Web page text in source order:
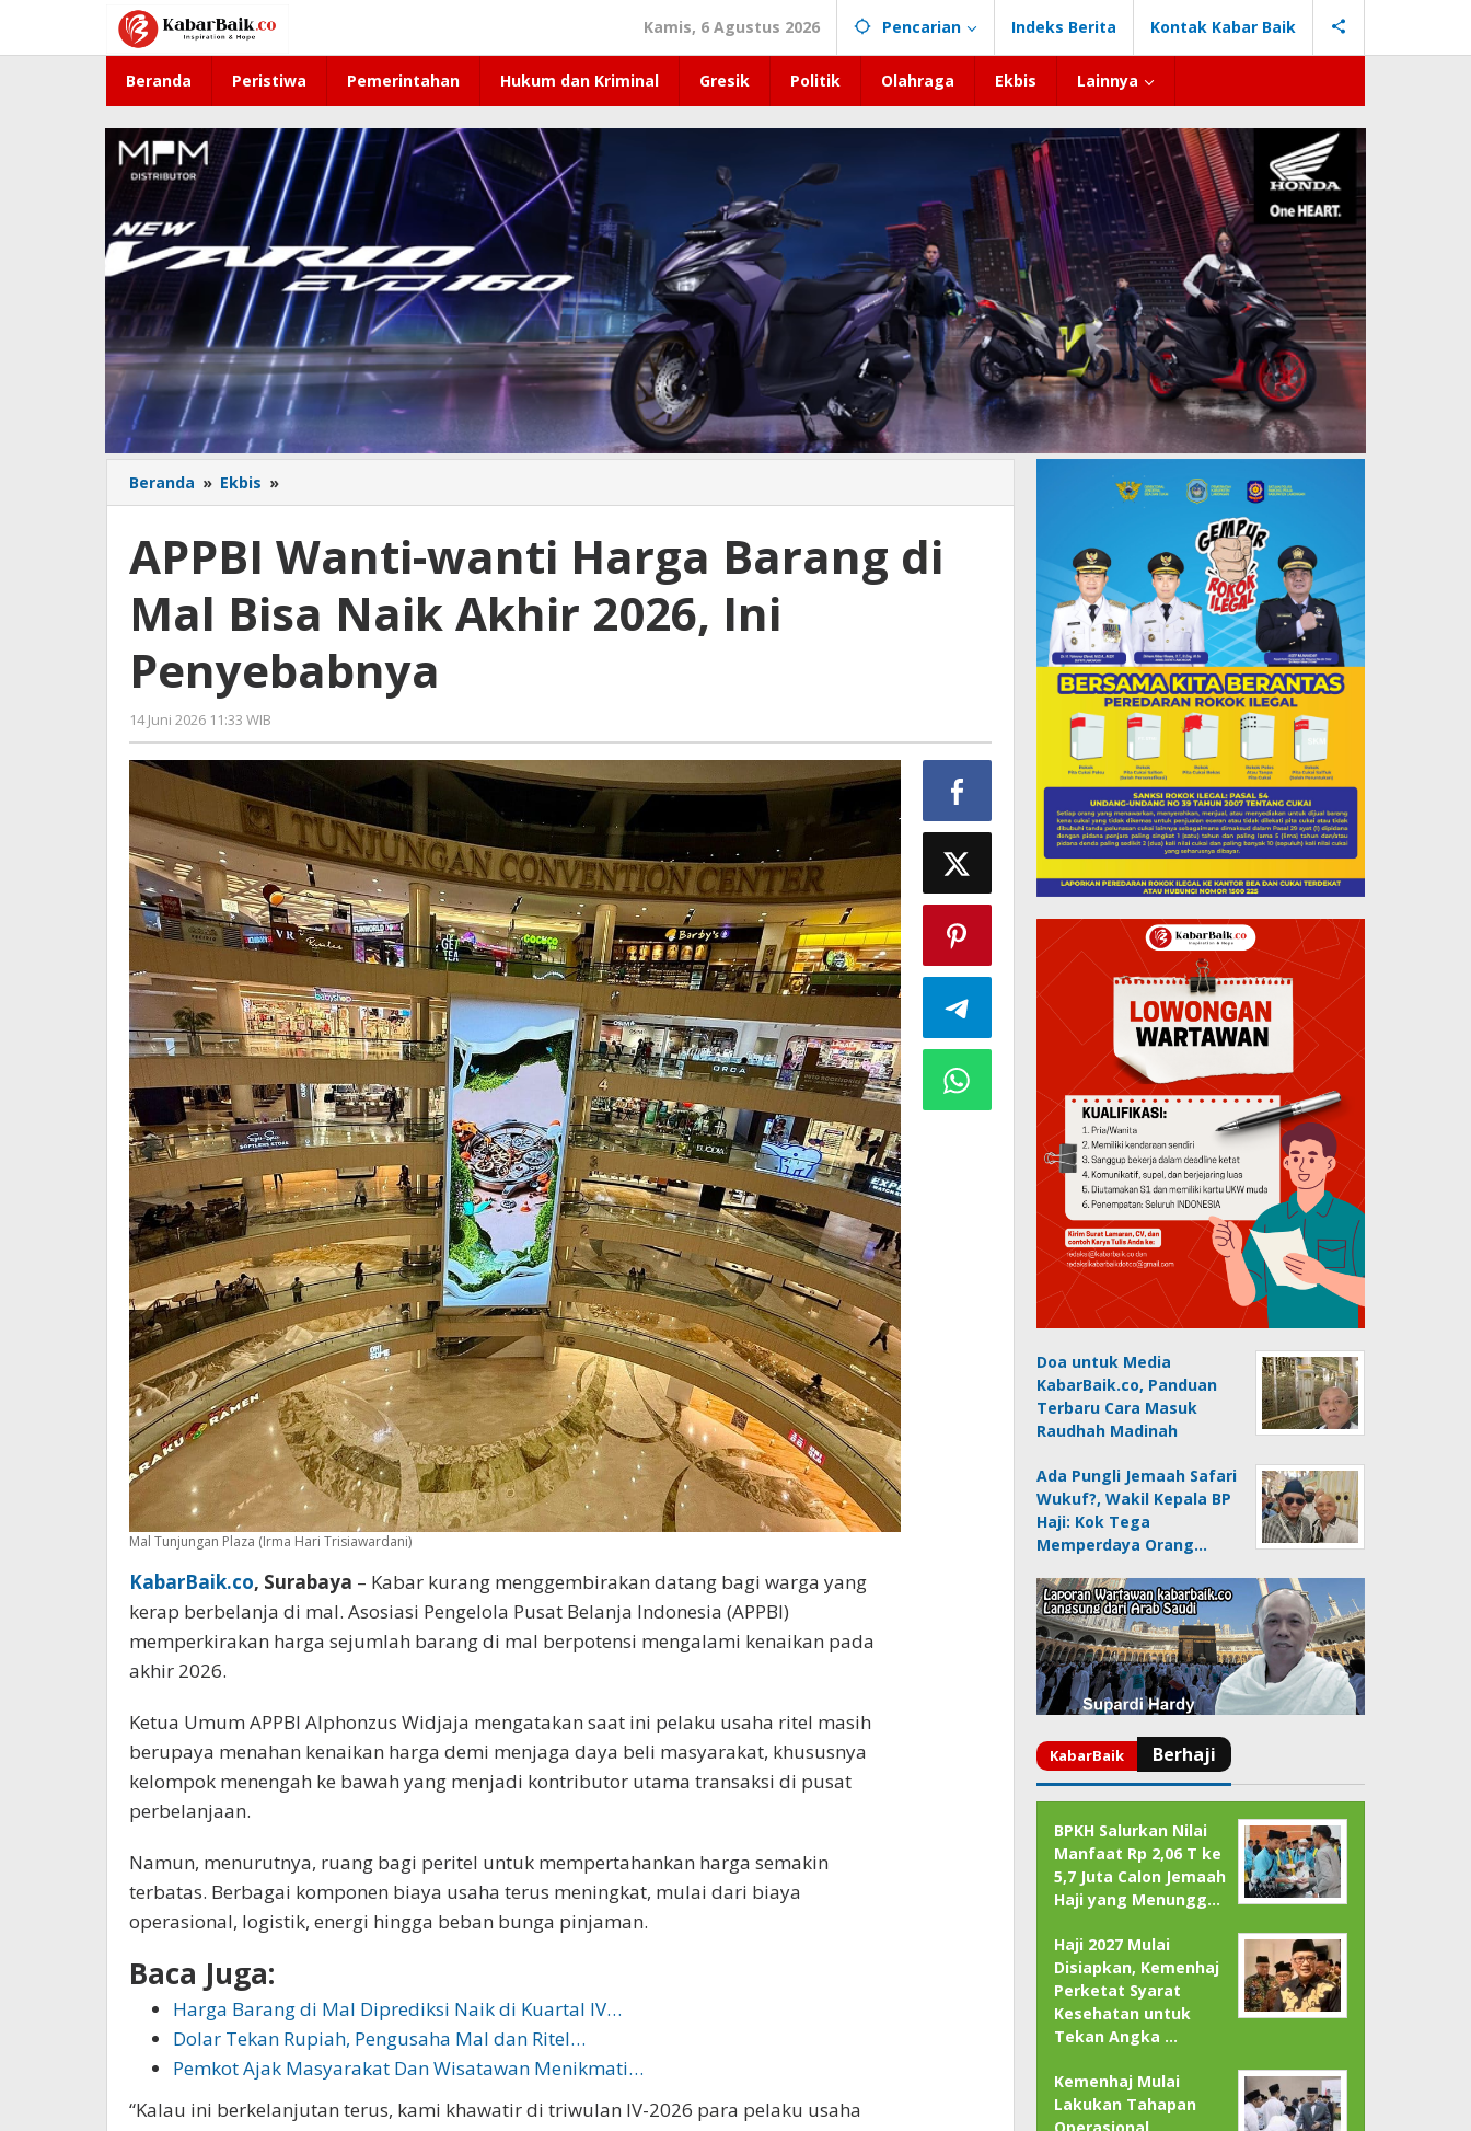
konten
Kamis, 6 Agustus 2026 Pencarian Indeks Berita Kontak Kabar Baik
Beranda Peristiwa Pemerintahan Hukum dan Kriminal Gresik Politik Olahraga Ekbis Lainnya
Beranda » Ekbis »
Wanti-
Harga
Barang
Mal
Naik
Akhir
Penyebabnya
APPBI Wanti-wanti Harga Barang di
Mal Bisa Naik Akhir 2026, Ini
Penyebabnya
14 Juni 2026 11:33 WIB
Imam
WD
Mal Tunjungan Plaza (Irma Hari Trisiawardani)
KabarBaik.co, Surabaya – Kabar kurang menggembirakan datang bagi warga yang
kerap berbelanja di mal. Asosiasi Pengelola Pusat Belanja Indonesia (APPBI)
memperkirakan harga sejumlah barang di mal berpotensi mengalami kenaikan pada
akhir 2026.
Ketua Umum APPBI Alphonzus Widjaja mengatakan saat ini pelaku usaha ritel masih
berupaya menahan kenaikan harga demi menjaga daya beli masyarakat, khususnya
kelompok menengah ke bawah yang menjadi kontributor utama transaksi di pusat
perbelanjaan.
Namun, menurutnya, ruang bagi peritel untuk mempertahankan harga semakin
terbatas. Berbagai komponen biaya usaha terus meningkat, mulai dari biaya
operasional, logistik, energi hingga beban bunga pinjaman.
Baca Juga:
Harga Barang di Mal Diprediksi Naik di Kuartal IV…
Dolar Tekan Rupiah, Pengusaha Mal dan Ritel…
Pemkot Ajak Masyarakat Dan Wisatawan Menikmati…
“Kalau ini berkelanjutan terus, kami khawatir di triwulan IV-2026 para pelaku usaha
Doa untuk Media
KabarBaik.co, Panduan
Terbaru Cara Masuk
Raudhah Madinah
Ada Pungli Jemaah Safari
Wukuf?, Wakil Kepala BP
Haji: Kok Tega
Memperdaya Orang…
BPKH Salurkan Nilai
Manfaat Rp 2,06 T ke
5,7 Juta Calon Jemaah
Haji yang Menungg…
Haji 2027 Mulai
Disiapkan, Kemenhaj
Perketat Syarat
Kesehatan untuk
Tekan Angka …
Kemenhaj Mulai
Lakukan Tahapan